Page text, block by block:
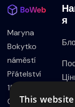
Maryna
Bokytko
náměstí
Přátelství
1518/3, 102
00,
Я
This